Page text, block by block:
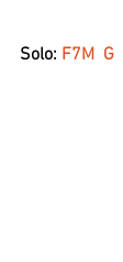
Solo: F7M  G